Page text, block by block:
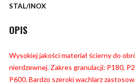
STAL/INOX
OPIS
Wysokiej jakości materiał ścierny do
nierdzewnej. Zakres granulacji: P180,
P600. Bardzo szeroki wachlarz